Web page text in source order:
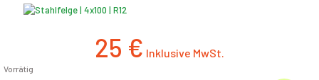
25 €
Vorrätig